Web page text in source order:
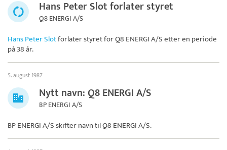
Hans Peter Slot forlater styret
Q8 ENERGI A/S
Hans Peter Slotforlater styret forQ8 ENERGI A/Setter en periode
på 38 år.
5. august 1987
Nytt navn: Q8 ENERGI A/S
BP ENERGI A/S
BP ENERGI A/S skifter navn tilQ8 ENERGI A/S.